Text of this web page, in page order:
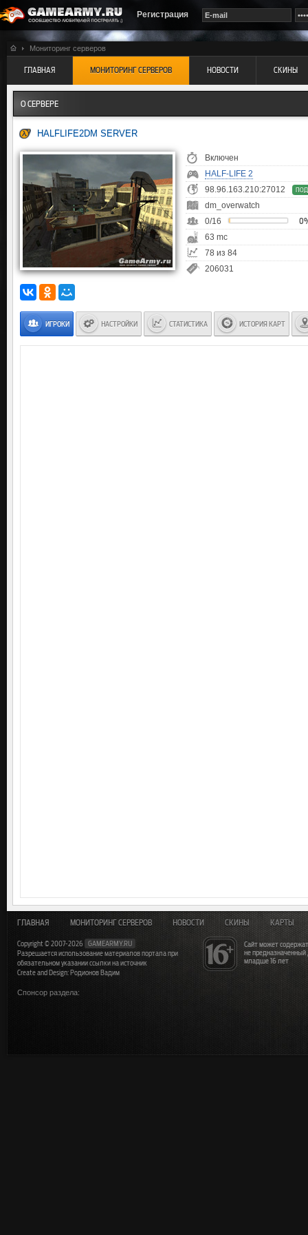
Регистрация
Мониторинг серверов
ГЛАВНАЯ МОНИТОРИНГ СЕРВЕРОВ НОВОСТИ СКИНЫ
О СЕРВЕРЕ
HALFLIFE2DM SERVER
Включен
HALF-LIFE 2
98.96.163.210:27012
dm_overwatch
0/16
63 mc
78 из 84
206031
ИГРОКИ НАСТРОЙКИ СТАТИСТИКА ИСТОРИЯ КАРТ
Сайт может
не
младше 16 лет
ГЛАВНАЯ МОНИТОРИНГ СЕРВЕРОВ НОВОСТИ СКИНЫ КАРТЫ
Copyright © 2007-2026
GAMEARMY.RU
Разрешается использование материалов портала при
обязательном указании ссылки на источник
Create and Design: Родионов Вадим
Спонсор раздела: